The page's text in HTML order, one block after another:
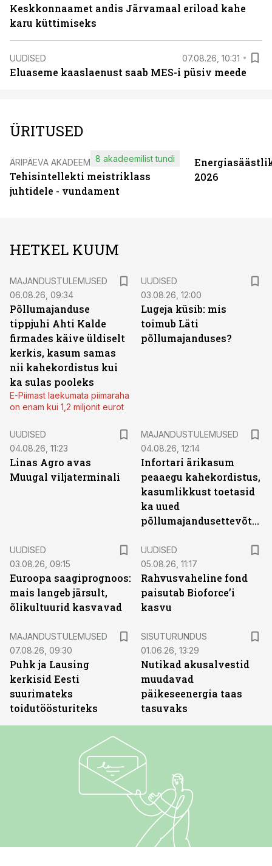
Keskkonnaamet andis Järvamaal eriload kahe
karu küttimiseks
UUDISED 07.08.26, 10:31
Eluaseme kaaslaenust saab MES-i püsiv meede
ÜRITUSED
ÄRIPÄEVA AKADEEMIA
Tehisintellekti meistriklass
juhtidele - vundament
8 akadeemilist tundi
2026
HETKEL KUUM
MAJANDUSTULEMUSED
06.08.26, 09:34
Põllumajanduse
tippjuhi Ahti Kalde
firmades käive üldiselt
kerkis, kasum samas
nii kahekordistus kui
ka sulas pooleks
E-Piimast laekumata piimaraha
on enam kui 1,2 miljonit eurot
UUDISED
03.08.26, 12:00
Lugeja küsib: mis
toimub Läti
põllumajanduses?
UUDISED
04.08.26, 11:23
Linas Agro avas
Muugal viljaterminali
MAJANDUSTULEMUSED
04.08.26, 12:14
Infortari ärikasum
peaaegu kahekordistus,
kasumlikkust toetasid
ka uued
põllumajandusettevõtted
UUDISED
03.08.26, 09:15
Euroopa saagiprognoos:
mais langeb järsult,
õlikultuurid kasvavad
UUDISED
05.08.26, 11:17
Rahvusvaheline fond
paisutab Bioforce’i
kasvu
MAJANDUSTULEMUSED
07.08.26, 09:30
Puhk ja Lausing
kerkisid Eesti
suurimateks
toidutöösturiteks
SISUTURUNDUS
01.06.26, 13:29
Nutikad akusalvestid
muudavad
päikeseenergia taas
tasuvaks